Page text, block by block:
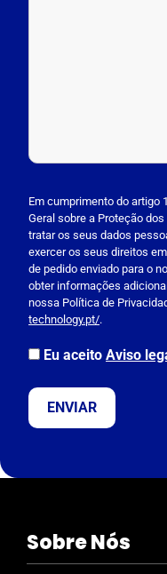
l
e
a
s
e
l
e
a
e
s
e
l
Em cumprimento do artigo
Geral sobre a Proteção
tratar os seus dados
exercer os seus direitos
de pedido enviado para o
obter informações
nossa Política de
technology.pt/.
Eu aceito Aviso
Sobre Nós